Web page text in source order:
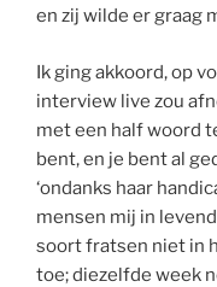
en zij wilde er graag
Ik ging akkoord, op
interview live zou
met een half woord
bent, en je bent al
‘ondanks haar
mensen mij in
soort fratsen niet in
toe; diezelfde week